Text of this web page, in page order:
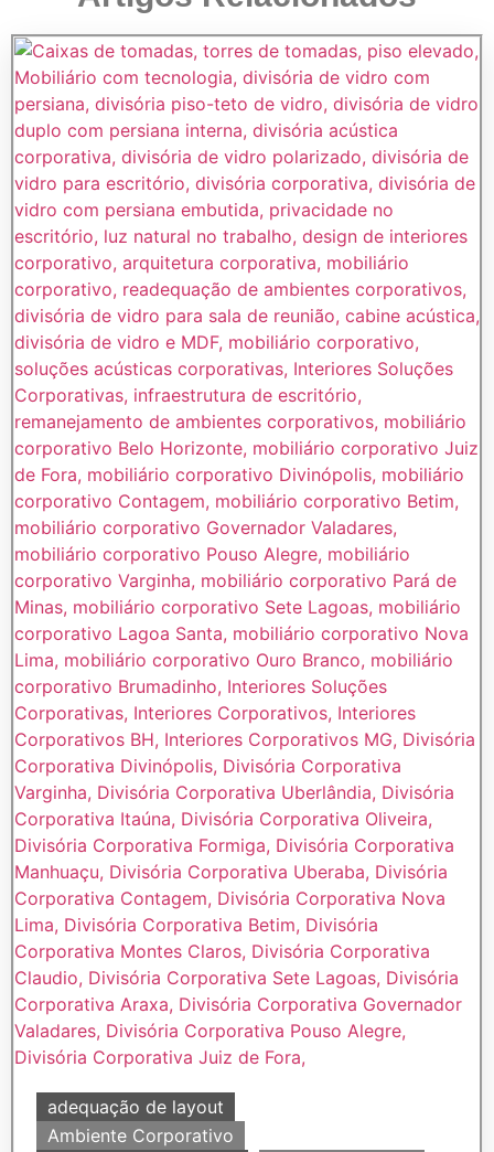
adequação de layout
Ambiente Corporativo